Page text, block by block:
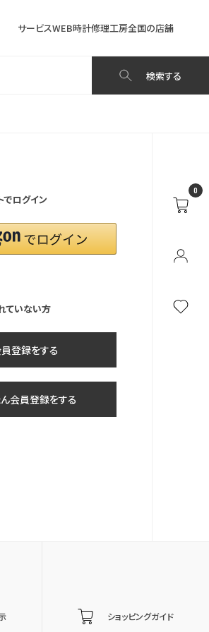
サービスWEB時計修理工房全国の店舗
検索する
0
ログイン
ていない方
登録をする
会員登録をする
ショッピングガイド